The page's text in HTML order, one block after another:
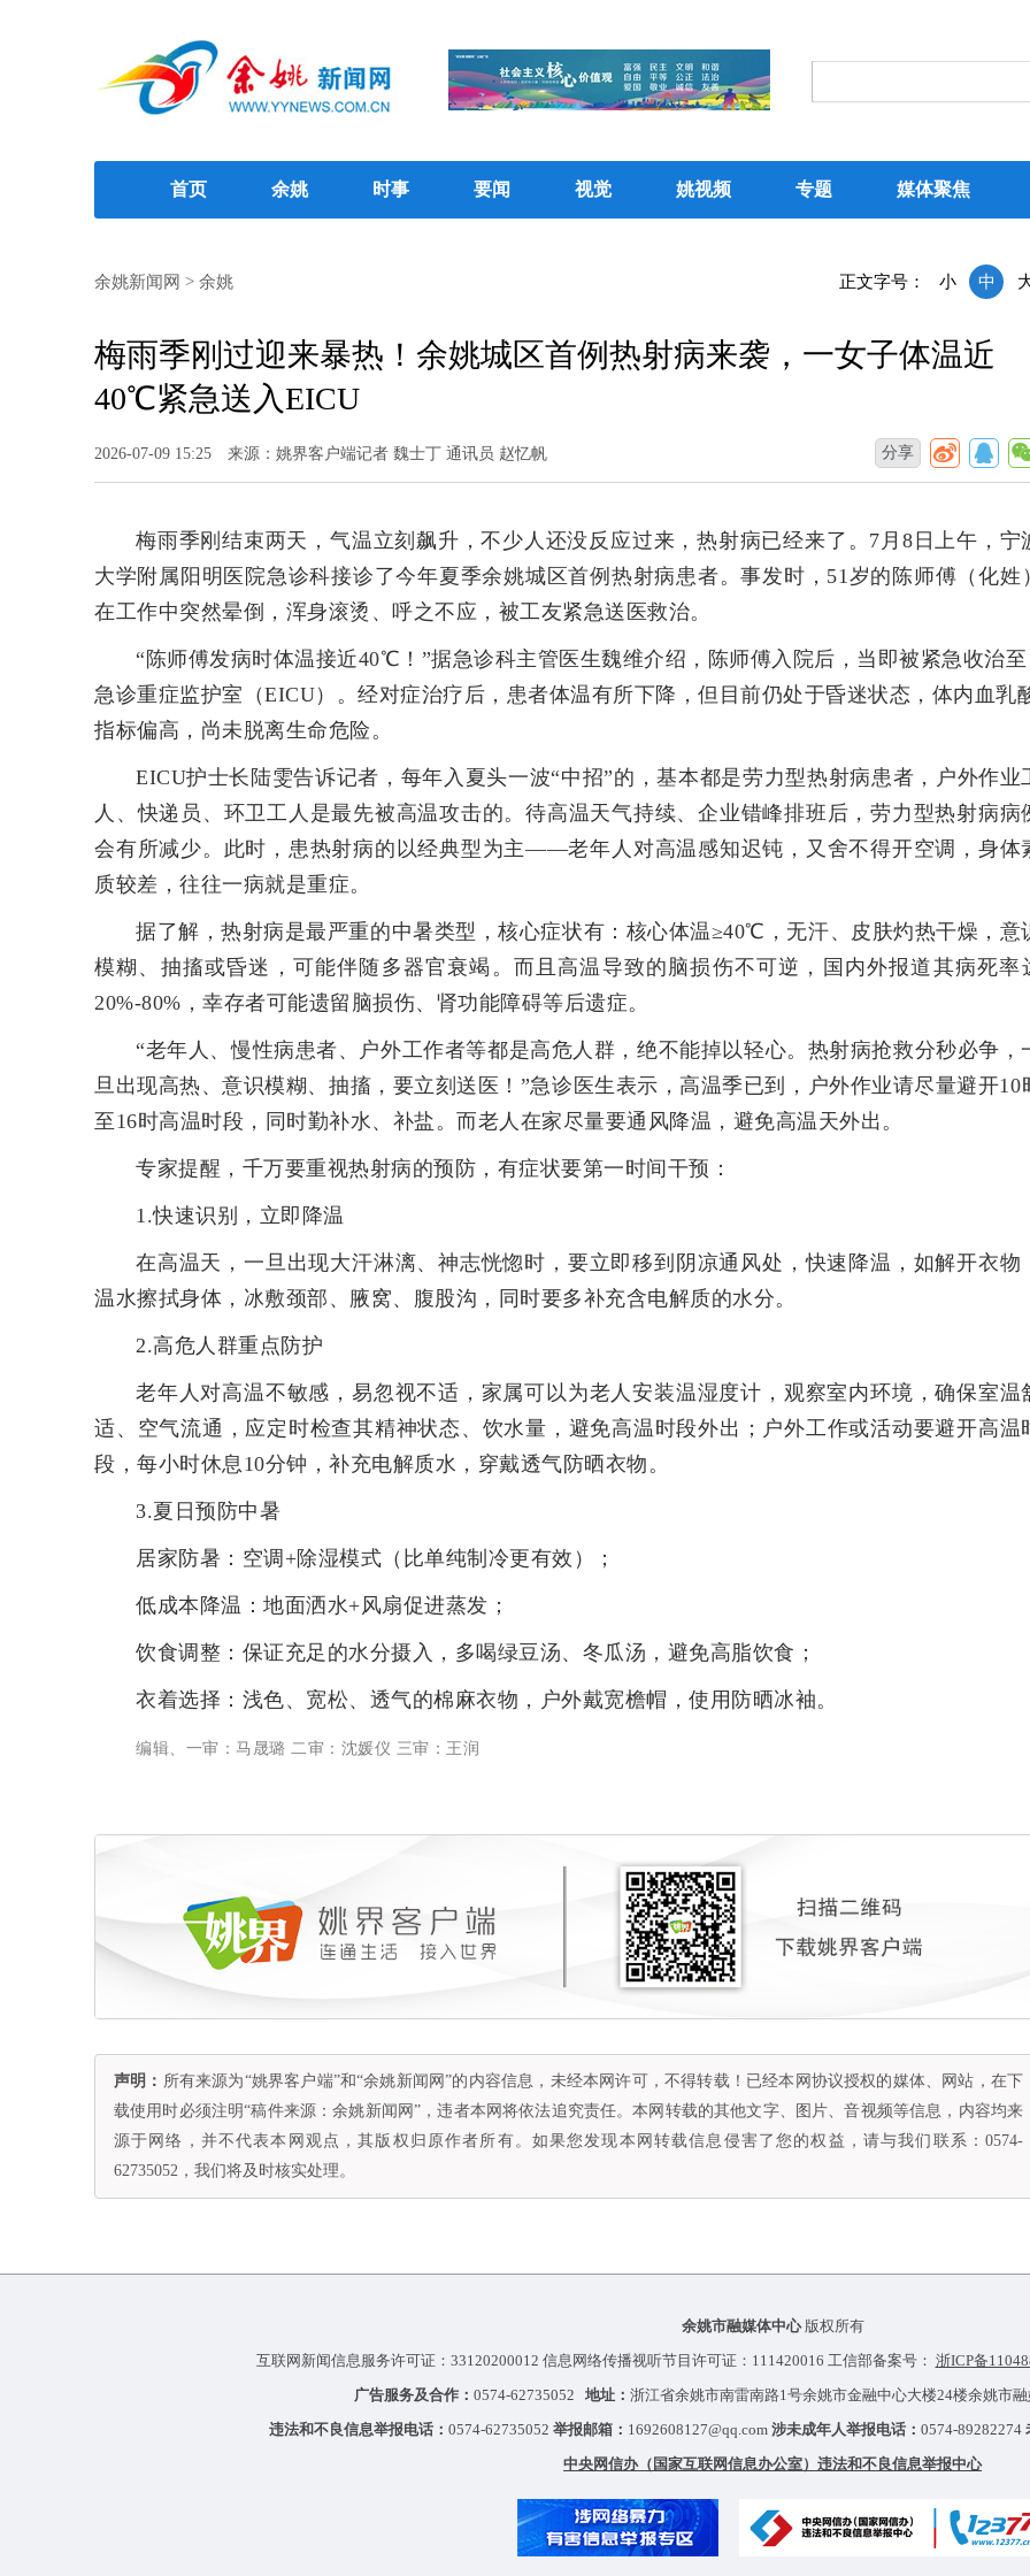
首页 余姚 时事 要闻 视觉 姚视频 专题 媒体聚焦
正文字号： 小 中
余姚新闻网 > 余姚
梅雨季刚过迎来暴热！余姚城区首例热射病来袭，一女子体温近
40℃紧急送入EICU
2026-07-09 15:25 来源：姚界客户端记者 魏士丁 通讯员 赵忆帆 分享
梅雨季刚结束两天，气温立刻飙升，不少人还没反应过来，热射病已经来了。7月8日上午，宁
大学附属阳明医院急诊科接诊了今年夏季余姚城区首例热射病患者。事发时，51岁的陈师傅（化姓）
在工作中突然晕倒，浑身滚烫、呼之不应，被工友紧急送医救治。
“陈师傅发病时体温接近40℃！”据急诊科主管医生魏维介绍， 陈师傅入院后，当即被紧急收治至
急诊重症监护室（EICU）。 经对症治疗后，患者体温有所下降，但目前仍处于昏迷状态，体内血乳
指标偏高，尚未脱离生命危险。
EICU护士长陆雯告诉记者，每年入夏头一波“中招”的，基本都是劳力型热射病患者，户外作业
人、快递员、环卫工人是最先被高温攻击的。待高温天气持续、企业错峰排班后，劳力型热射病病
会有所减少。此时，患热射病的以经典型为主——老年人对高温感知迟钝，又舍不得开空调，身体
质较差，往往一病就是重症。
据了解，热射病是最严重的中暑类型，核心症状有：核心体温≥40℃，无汗、皮肤灼热干燥，意
模糊、抽搐或昏迷，可能伴随多器官衰竭。而且高温导致的脑损伤不可逆，国内外报道其病死率
20%-80%， 幸存者可能遗留脑损伤、肾功能障碍等后遗症。
“老年人、慢性病患者、户外工作者等都是高危人群，绝不能掉以轻心。热射病抢救分秒必争，
旦出现高热、意识模糊、抽搐，要立刻送医！”急诊医生表示，高温季已到，户外作业请尽量避开10
至16时高温时段 ，同时勤补水、补盐。而老人在家尽量要通风降温，避免高温天外出。
专家提醒，千万要重视热射病的预防，有症状要第一时间干预：
1.快速识别，立即降温
在高温天，一旦出现大汗淋漓、神志恍惚时，要立即移到阴凉通风处，快速降温，如解开衣物
温水擦拭身体，冰敷颈部、腋窝、腹股沟，同时要多补充含电解质的水分。
2.高危人群重点防护
老年人对高温不敏感，易忽视不适，家属可以为老人安装温湿度计，观察室内环境，确保室温
适、空气流通，应定时检查其精神状态、饮水量，避免高温时段外出；户外工作或活动要避开高温
段，每小时休息10分钟，补充电解质水，穿戴透气防晒衣物。
3.夏日预防中暑
居家防暑：空调+除湿模式（比单纯制冷更有效）；
低成本降温：地面洒水+风扇促进蒸发；
饮食调整：保证充足的水分摄入，多喝绿豆汤、冬瓜汤，避免高脂饮食；
衣着选择：浅色、宽松、透气的棉麻衣物，户外戴宽檐帽，使用防晒冰袖。
编辑、一审：马晟璐 二审：沈媛仪 三审：王润
声明： 所有来源为“姚界客户端”和“余姚新闻网”的内容信息，未经本网许可，不得转载！已经本网协议授权的媒体、网站，在下
载使用时必须注明“稿件来源：余姚新闻网”，违者本网将依法追究责任。本网转载的其他文字、图片、音视频等信息，内容均来
源于网络，并不代表本网观点，其版权归原作者所有。如果您发现本网转载信息侵害了您的权益，请与我们联系：0574-
62735052，我们将及时核实处理。
余姚市融媒体中心版权所有
互联网新闻信息服务许可证：33120200012 信息网络传播视听节目许可证：111420016 工信部备案号： 浙ICP备
广告服务及合作： 0574-62735052 地址： 浙江省余姚市南雷南路1号余姚市金融中心大楼24楼余姚市融
违法和不良信息举报电话： 0574-62735052 举报邮箱： 1692608127@qq.com 涉未成年人举报电话： 0574-89282274
中央网信办（国家互联网信息办公室）违法和不良信息举报中心